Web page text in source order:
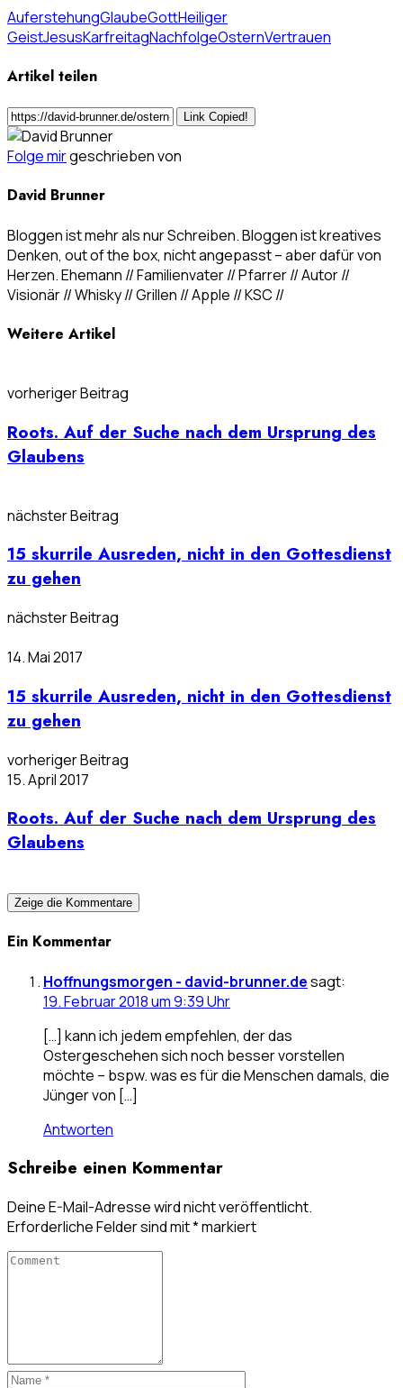
AuferstehungGlaubeGottHeiliger
GeistJesusKarfreitagNachfolgeOsternVertrauen
Artikel teilen
Link Copied!
Folge mirgeschrieben von
David Brunner
Bloggen ist mehr als nur Schreiben. Bloggen ist kreatives
Denken, out of the box, nicht angepasst – aber dafür von
Herzen. Ehemann // Familienvater // Pfarrer // Autor //
Visionär // Whisky // Grillen // Apple // KSC //
Weitere Artikel
vorheriger Beitrag
Roots. Auf der Suche nach dem Ursprung des
Glaubens
nächster Beitrag
15 skurrile Ausreden, nicht in den Gottesdienst
zu gehen
nächster Beitrag
14. Mai 2017
15 skurrile Ausreden, nicht in den Gottesdienst
zu gehen
vorheriger Beitrag
15. April 2017
Roots. Auf der Suche nach dem Ursprung des
Glaubens
Zeige die Kommentare
Ein Kommentar
Hoffnungsmorgen - david-brunner.desagt:
19. Februar 2018 um 9:39 Uhr
[…] kann ich jedem empfehlen, der das
Ostergeschehen sich noch besser vorstellen
möchte – bspw. was es für die Menschen damals, die
Jünger von […]
Antworten
Schreibe einen Kommentar
Deine E-Mail-Adresse wird nicht veröffentlicht.
Erforderliche Felder sind mit*markiert